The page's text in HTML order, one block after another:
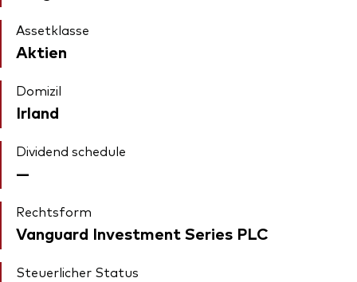
Assetklasse
Aktien
Domizil
Irland
Dividend schedule
—
Rechtsform
Vanguard Investment Series PLC
Steuerlicher Status